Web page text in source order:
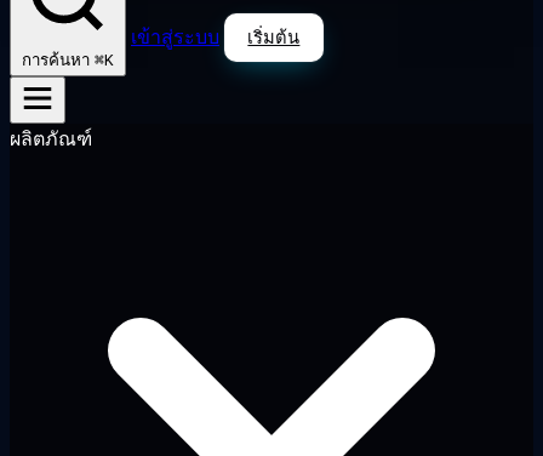
การค้นหา ⌘K
เข้าสู่ระบบ เริ่มต้น
ผลิตภัณฑ์